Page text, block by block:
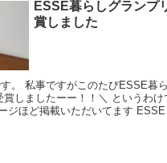
ESSE暮らしグランプ
賞しました
。 私事ですがこのたびESSE暮
賞しましたーー！！＼ というわ
ジほど掲載いただいてます ESSE